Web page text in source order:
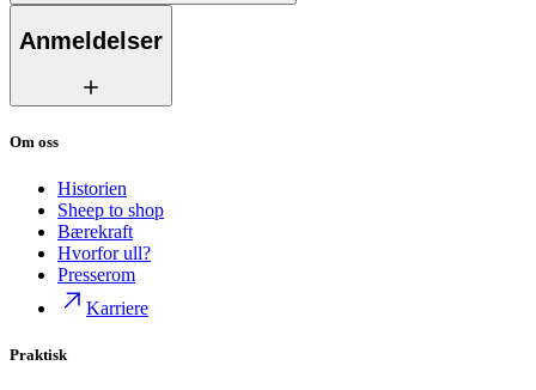
Anmeldelser
Om oss
Historien
Sheep to shop
Bærekraft
Hvorfor ull?
Presserom
Karriere
Praktisk